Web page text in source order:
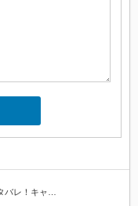
バレ！キャ…